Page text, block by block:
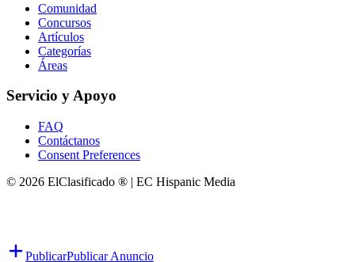
Comunidad
Concursos
Artículos
Categorías
Áreas
Servicio y Apoyo
FAQ
Contáctanos
Consent Preferences
© 2026 ElClasificado ® | EC Hispanic Media
PublicarPublicar Anuncio